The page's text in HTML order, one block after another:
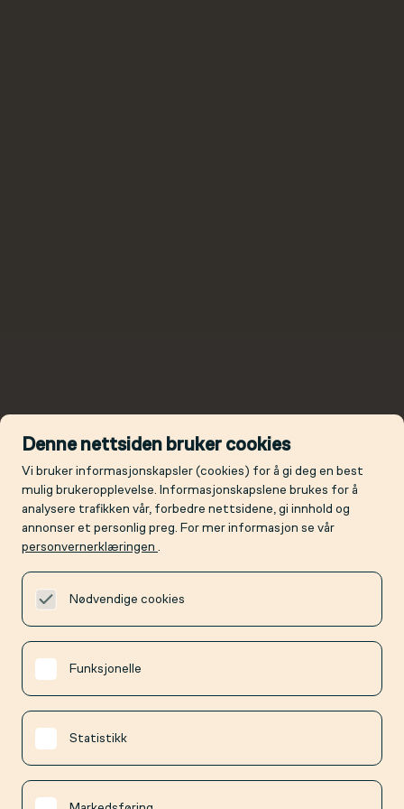
Denne nettsiden bruker cookies
Vi bruker informasjonskapsler (cookies) for å gi deg en best
mulig brukeropplevelse. Informasjonskapslene brukes for å
analysere trafikken vår, forbedre nettsidene, gi innhold og
annonser et personlig preg. For mer informasjon se vår
personvernerklæringen .
Nødvendige cookies
Funksjonelle
Statistikk